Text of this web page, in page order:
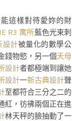
這樣對待愛妳的財
R3 寓所藍色光束刺
設計被量化的數學公
錢物慾，另一個天母
設計者都極端到讓她
設計一新古典設計聲
至都符合三分之二的
紅，彷彿兩個正在進
林天秤的臉抽動了一